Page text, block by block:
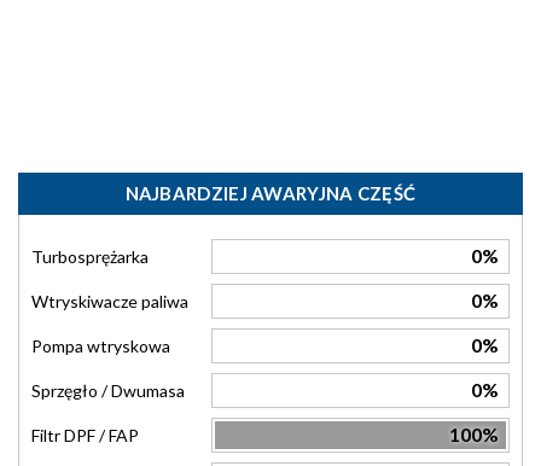
NAJBARDZIEJ AWARYJNA CZĘŚĆ
Turbosprężarka 0%
Wtryskiwacze paliwa 0%
Pompa wtryskowa 0%
Sprzęgło / Dwumasa 0%
Filtr DPF / FAP 100%